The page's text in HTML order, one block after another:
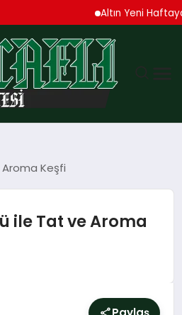
Altın Yeni Haftaya
Keşfi
ile Tat ve Aroma